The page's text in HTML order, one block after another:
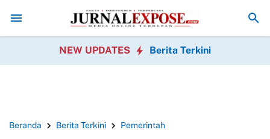
Bomang Disorot, Perawatan Pohon Dipertanyakan Orang
NEW UPDATES Berita Terkini
Beranda Berita Terkini Pemerintah